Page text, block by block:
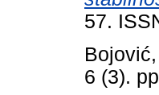
57.
6 (3).